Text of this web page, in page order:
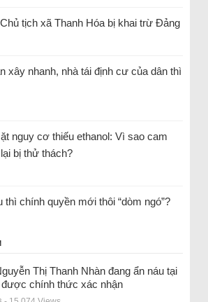
tịch xã Thanh Hóa bị khai trừ Đảng
xây nhanh, nhà tái định cư của dân thì
nguy cơ thiếu ethanol: Vì sao cam
bị thử thách?
thì chính quyền mới thôi “dòm ngó”?
Thị Thanh Nhàn đang ẩn náu tại
chính thức xác nhận